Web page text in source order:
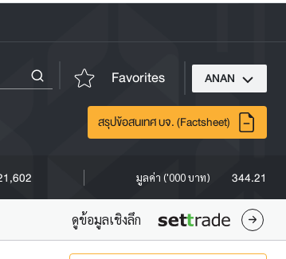
Favorites ANAN
สรุปข้อสนเทศ บจ. (Factsheet)
มูลค่า ('000 บาท) 344.21
ดูข้อมูลเชิงลึก